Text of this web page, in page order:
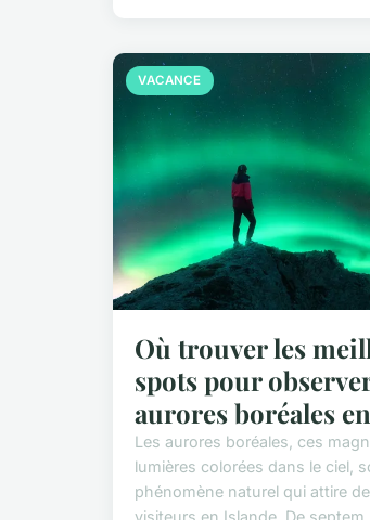
VACANCE
Où trouver les
spots pour
aurores boréales
Les aurores boréales, ces
lumières colorées dans le ciel,
phénomène naturel qui attire